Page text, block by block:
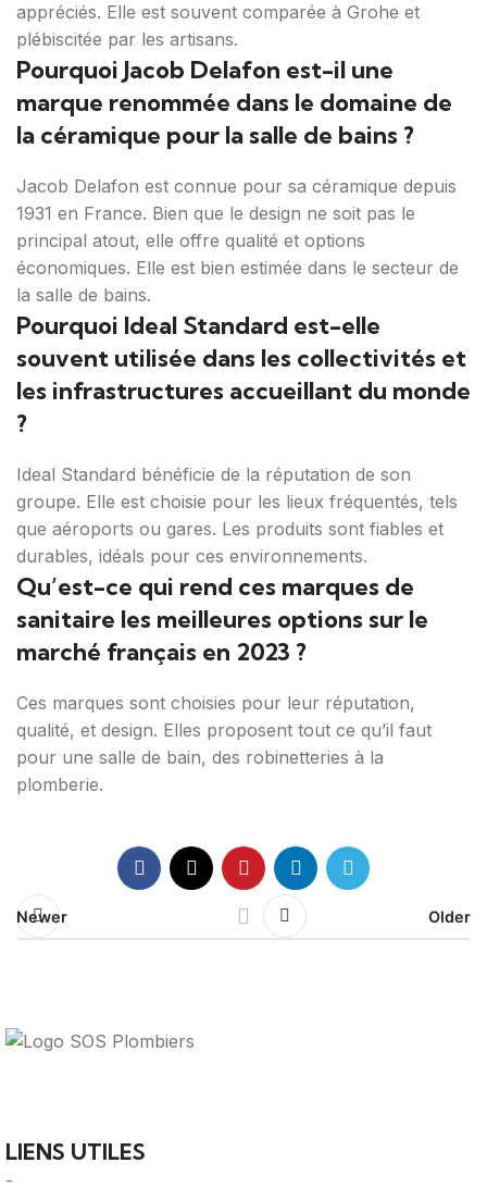
appréciés. Elle est souvent comparée à Grohe et
plébiscitée par les artisans.
Pourquoi Jacob Delafon est-il une
marque renommée dans le domaine de
la céramique pour la salle de bains ?
Jacob Delafon est connue pour sa céramique depuis
1931 en France. Bien que le design ne soit pas le
principal atout, elle offre qualité et options
économiques. Elle est bien estimée dans le secteur de
la salle de bains.
Pourquoi Ideal Standard est-elle
souvent utilisée dans les collectivités et
les infrastructures accueillant du monde
?
Ideal Standard bénéficie de la réputation de son
groupe. Elle est choisie pour les lieux fréquentés, tels
que aéroports ou gares. Les produits sont fiables et
durables, idéals pour ces environnements.
Qu’est-ce qui rend ces marques de
sanitaire les meilleures options sur le
marché français en 2023 ?
Ces marques sont choisies pour leur réputation,
qualité, et design. Elles proposent tout ce qu’il faut
pour une salle de bain, des robinetteries à la
plomberie.
Newer Older
LIENS UTILES
-